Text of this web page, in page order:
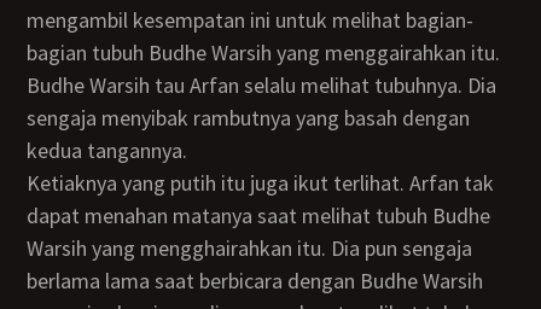
mengambil kesempatan ini untuk melihat bagian-
bagian tubuh Budhe Warsih yang menggairahkan itu.
Budhe Warsih tau Arfan selalu melihat tubuhnya. Dia
sengaja menyibak rambutnya yang basah dengan
kedua tangannya.
Ketiaknya yang putih itu juga ikut terlihat. Arfan tak
dapat menahan matanya saat melihat tubuh Budhe
Warsih yang mengghairahkan itu. Dia pun sengaja
berlama lama saat berbicara dengan Budhe Warsih